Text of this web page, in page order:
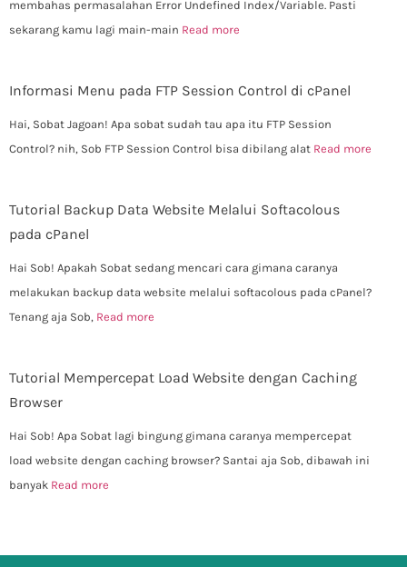
membahas permasalahan Error Undefined Index/Variable. Pasti
sekarang kamu lagi main-main Read more
Informasi Menu pada FTP Session Control di cPanel
Hai, Sobat Jagoan! Apa sobat sudah tau apa itu FTP Session
Control? nih, Sob FTP Session Control bisa dibilang alat Read more
Tutorial Backup Data Website Melalui Softacolous
pada cPanel
Hai Sob! Apakah Sobat sedang mencari cara gimana caranya
melakukan backup data website melalui softacolous pada cPanel?
Tenang aja Sob, Read more
Tutorial Mempercepat Load Website dengan Caching
Browser
Hai Sob! Apa Sobat lagi bingung gimana caranya mempercepat
load website dengan caching browser? Santai aja Sob, dibawah ini
banyak Read more